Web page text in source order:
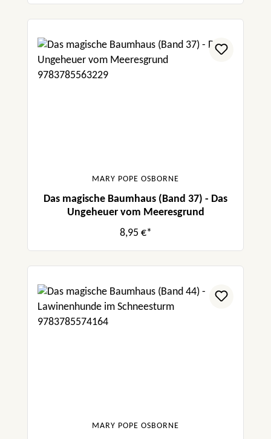
MARY POPE OSBORNE
Das magische Baumhaus (Band 37) - Das
Ungeheuer vom Meeresgrund
8,95 €*
MARY POPE OSBORNE